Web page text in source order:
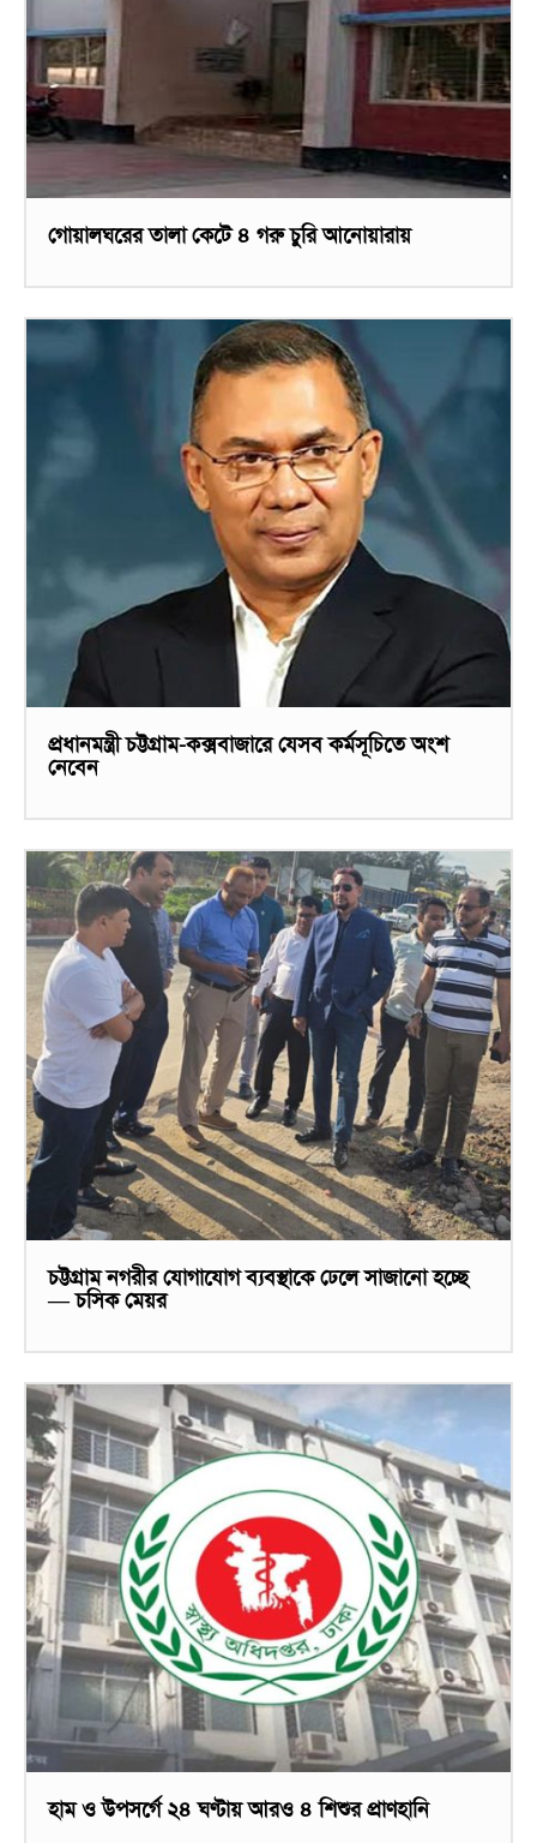
গোয়ালঘরের তালা কেটে ৪ গরু চুরি আনোয়ারায়
প্রধানমন্ত্রী চট্টগ্রাম-কক্সবাজারে যেসব কর্মসূচিতে অংশ
নেবেন
চট্টগ্রাম নগরীর যোগাযোগ ব্যবস্থাকে ঢেলে সাজানো হচ্ছে
— চসিক মেয়র
হাম ও উপসর্গে ২৪ ঘণ্টায় আরও ৪ শিশুর প্রাণহানি